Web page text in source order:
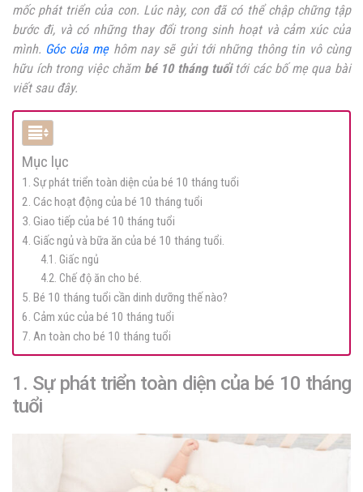
mốc phát triển của con. Lúc này, con đã có thể chập chững tập
bước đi, và có những thay đổi trong sinh hoạt và cảm xúc của
mình. Góc của mẹhôm nay sẽ gửi tới những thông tin vô cùng
hữu ích trong việc chăm bé 10 tháng tuổitới các bố mẹ qua bài
viết sau đây.
Mục lục
1. Sự phát triển toàn diện của bé 10 tháng tuổi
2. Các hoạt động của bé 10 tháng tuổi
3. Giao tiếp của bé 10 tháng tuổi
4. Giấc ngủ và bữa ăn của bé 10 tháng tuổi.
4.1. Giấc ngủ
4.2. Chế độ ăn cho bé.
5. Bé 10 tháng tuổi cần dinh dưỡng thế nào?
6. Cảm xúc của bé 10 tháng tuổi
7. An toàn cho bé 10 tháng tuổi
1. Sự phát triển toàn diện của bé 10 tháng
tuổi